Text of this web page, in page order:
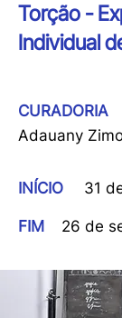
Torção -
Individual
CURADORIA
Adauany
INÍCIO 31
FIM 26 de